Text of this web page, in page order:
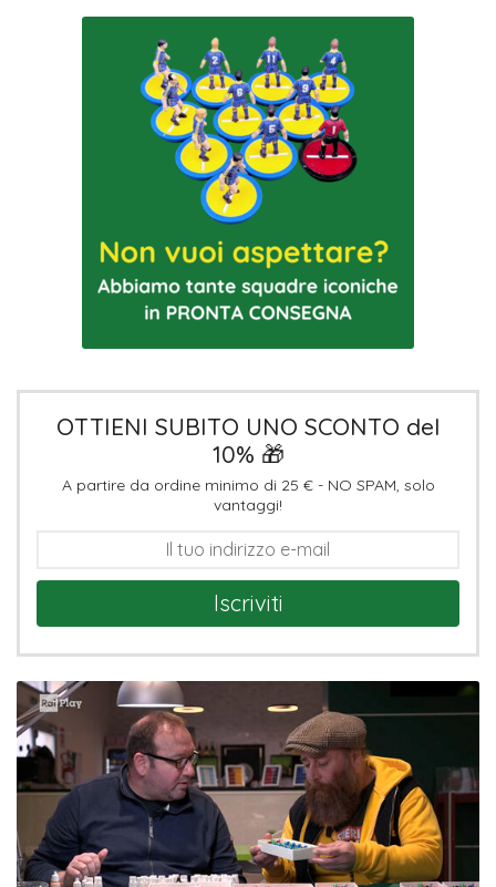
OTTIENI SUBITO UNO SCONTO del
10% 🎁
A partire da ordine minimo di 25 € - NO SPAM, solo
vantaggi!
Iscriviti